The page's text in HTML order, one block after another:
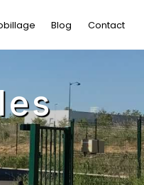
Blog Contact